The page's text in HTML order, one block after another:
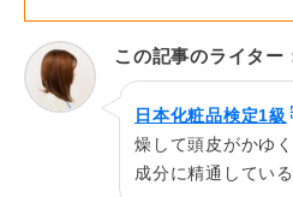
この記事のライター
日本化粧品検定1級
燥して頭皮がかゆ
成分に精通している